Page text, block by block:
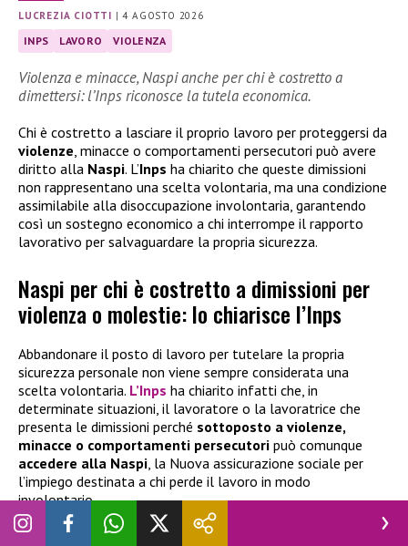
LUCREZIA CIOTTI |4 AGOSTO 2026
INPS LAVORO VIOLENZA
Violenza e minacce, Naspi anche per chi è costretto a
dimettersi: l’Inps riconosce la tutela economica.
Chi è costretto a lasciare il proprio lavoro per proteggersi da
violenze, minacce o comportamenti persecutori può avere
diritto alla Naspi. L’Inps ha chiarito che queste dimissioni
non rappresentano una scelta volontaria, ma una condizione
assimilabile alla disoccupazione involontaria, garantendo
così un sostegno economico a chi interrompe il rapporto
lavorativo per salvaguardare la propria sicurezza.
Naspi per chi è costretto a dimissioni per
violenza o molestie: lo chiarisce l’Inps
Abbandonare il posto di lavoro per tutelare la propria
sicurezza personale non viene sempre considerata una
scelta volontaria. L’Inps ha chiarito infatti che, in
determinate situazioni, il lavoratore o la lavoratrice che
presenta le dimissioni perché sottoposto a violenze,
minacce o comportamenti persecutori può comunque
accedere alla Naspi , la Nuova assicurazione sociale per
l’impiego destinata a chi perde il lavoro in modo
involontario.